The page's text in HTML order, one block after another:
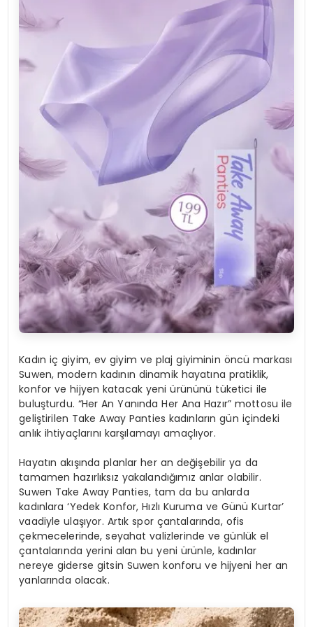
Kadın iç giyim, ev giyim ve plaj giyiminin öncü markası
Suwen, modern kadının dinamik hayatına pratiklik,
konfor ve hijyen katacak yeni ürününü tüketici ile
buluşturdu. “Her An Yanında Her Ana Hazır” mottosu ile
geliştirilen Take Away Panties kadınların gün içindeki
anlık ihtiyaçlarını karşılamayı amaçlıyor.
Hayatın akışında planlar her an değişebilir ya da
tamamen hazırlıksız yakalandığımız anlar olabilir.
Suwen Take Away Panties, tam da bu anlarda
kadınlara ‘Yedek Konfor, Hızlı Kuruma ve Günü Kurtar’
vaadiyle ulaşıyor. Artık spor çantalarında, ofis
çekmecelerinde, seyahat valizlerinde ve günlük el
çantalarında yerini alan bu yeni ürünle, kadınlar
nereye giderse gitsin Suwen konforu ve hijyeni her an
yanlarında olacak.